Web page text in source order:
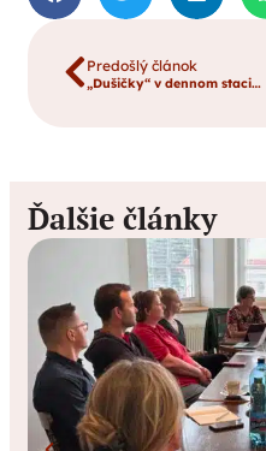
Predošlý článok
„Dušičky“ v dennom stacionári Bl. Zdenky Schellingovej v Námestove
Ďalšie články